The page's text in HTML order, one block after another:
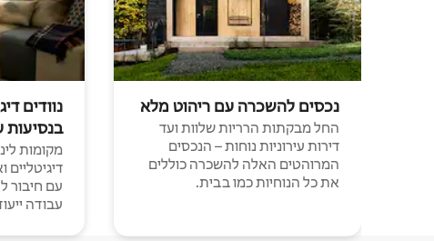
נכסים להשכרה עם ריהוט מלא
החל מבקתות הרריות שלוות ועד
דירות עירוניות נוחות – הנכסים
המרוהטים האלה להשכרה כוללים
את כל הנוחיות כמו בבית.
נוודים
בנסיעות
מקומות
עבודה